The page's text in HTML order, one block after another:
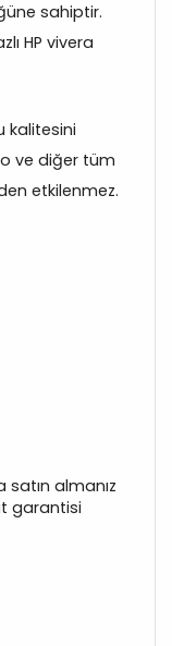
sahiptir.
HP vivera
kalitesini
ve diğer tüm
etkilenmez.
satın almanız
garantisi